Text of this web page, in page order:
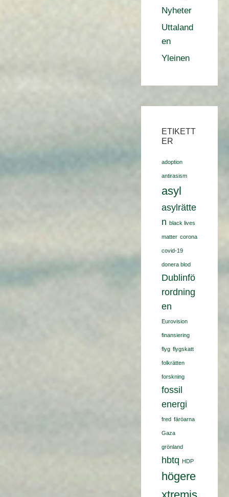
Nyheter
Uttaland
en
Yleinen
ETIKETT
ER
adoption
antirasism
asyl
asylrätte
n black lives
matter corona
covid-19
donera blod
Dublinfö
rordning
en
Eurovision
finansiering
flyg flygskatt
folkrätten
forskning
fossil
energi
fred färöarna
Gaza
grönland
hbtq HDP
högere